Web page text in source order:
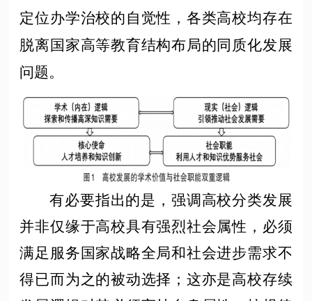
定位办学治校的自觉性，各类高校均存在
脱离国家高等教育结构布局的同质化发展
问题。
有必要指出的是，强调高校分类发展
并非仅缘于高校具有强烈社会属性，必须
满足服务国家战略全局和社会进步需求不
得已而为之的被动选择；这亦是高校存续